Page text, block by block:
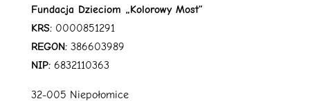
Fundacja Dzieciom „Kolorowy Most”
KRS:0000851291
REGON:386603989
NIP:6832110363
32-005 Niepołomice